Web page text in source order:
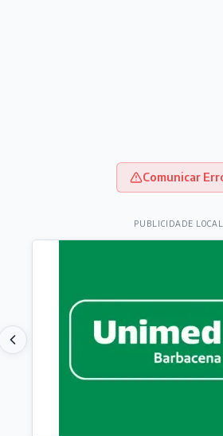
Comunicar
PUBLICIDADE LOCAL